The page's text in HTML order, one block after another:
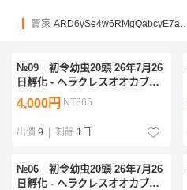
賣家 ARD6ySe4w6RMgQabcyE7avuDKcanS
№09 初令幼虫20頭 26年7月26
日孵化 - ヘラクレスオオカブト
幼虫 HiroKa系血統 × OAKS系
血統
4,000円 NT865
出價 9 剩餘 1日
№06 初令幼虫20頭 26年7月26
日孵化 - ヘラクレスオオカブト